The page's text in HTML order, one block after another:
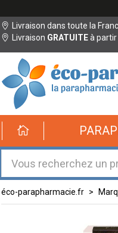
Livraison dans toute la
Livraison GRATUITEà partir
éco-
éco-
éco-parapharmacie.fr